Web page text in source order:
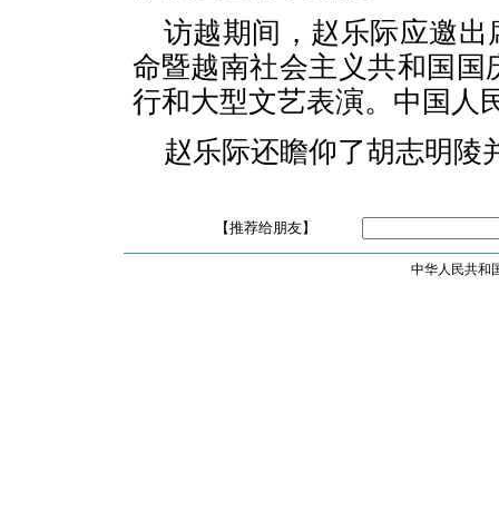
访越期间，赵乐际应邀
命暨越南社会主义共和国
行和大型文艺表演。中国人
赵乐际还瞻仰了胡志明陵
【推荐给朋友】
中华人民共和